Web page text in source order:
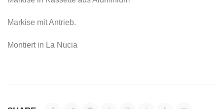
Markise mit Antrieb.
Montiert in La Nucia